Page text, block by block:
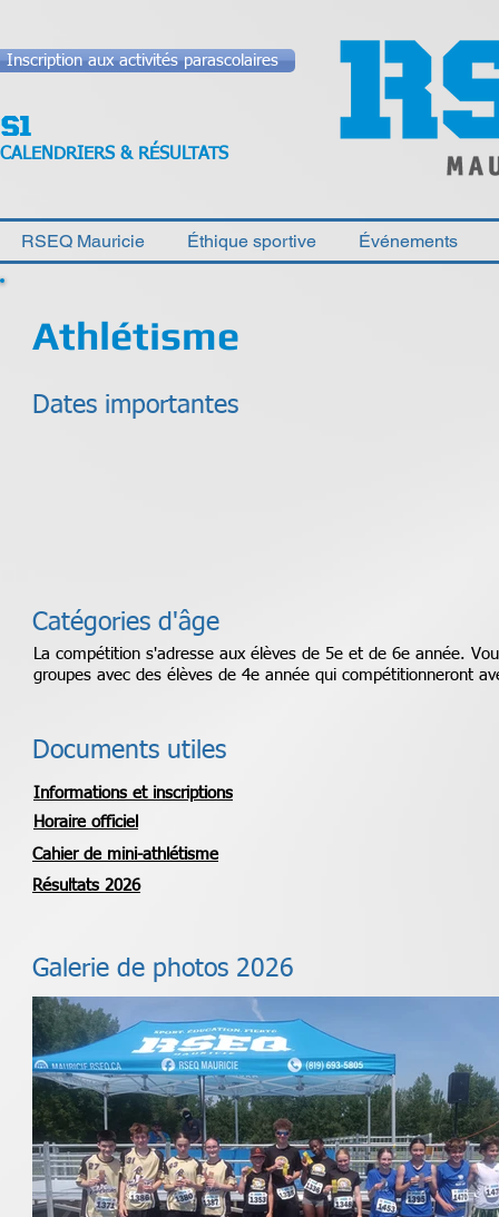
Inscription aux activités parascolaires
CALENDRIERS & RÉSULTATS
La compétition s'adresse aux élèves de 5e et de 6e année.
groupes avec des élèves de 4e année qui compétitionneront
Galerie de photos 2026
Catégories d'âge
Athlétisme
Documents utiles
Dates importantes
Résultats 2026
Informations et inscriptions
Horaire officiel
Cahier de mini-athlétisme
RSEQ Mauricie Éthique sportive Événements